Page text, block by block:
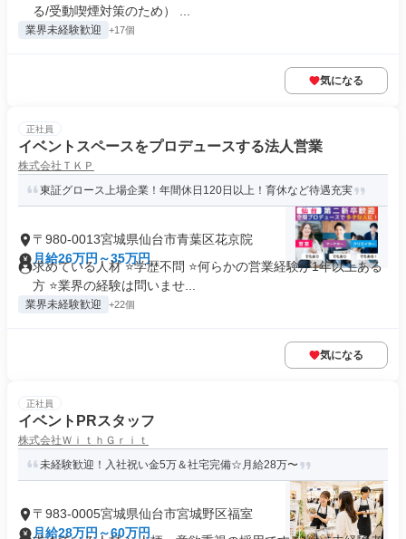
る/受動喫煙対策のため） ...
業界未経験歓迎 +17個
気になる
正社員
イベントスペースをプロデュースする法人営業
株式会社ＴＫＰ
東証グロース上場企業！年間休日120日以上！育休など待遇充実
〒980-0013宮城県仙台市青葉区花京院
月給26万円～35万円
求めている人材 ⭐学歴不問 ⭐何らかの営業経験が1年以上ある
方 ⭐業界の経験は問いませ...
業界未経験歓迎 +22個
気になる
正社員
イベントPRスタッフ
株式会社ＷｉｔｈＧｒｉｔ
未経験歓迎！入社祝い金5万＆社宅完備☆月給28万〜
〒983-0005宮城県仙台市宮城野区福室
月給28万円～60万円